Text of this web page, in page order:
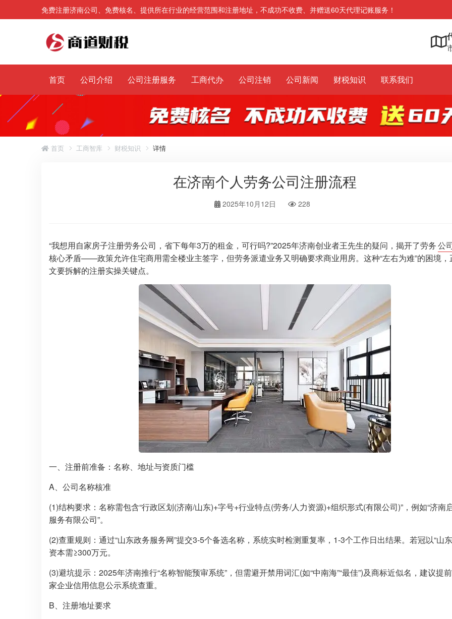
免费注册济南公司、免费核名、提供所在行业的经营范围和注册地址，不成功不收费、并赠送60天代理记账服务！
首页 公司介绍 公司注册服务 工商代办 公司注销 公司新闻 财税知识 联系我们
首页 工商智库 财税知识 详情
在济南个人劳务公司注册流程
2025年10月12日 228
“我想用自家房子注册劳务公司，省下每年3万的租金，可行吗?”2025年济南创业者王先生的疑问，揭开了劳务公
核心矛盾——政策允许住宅商用需全楼业主签字，但劳务派遣业务又明确要求商业用房。这种“左右为难”的困境，
文要拆解的注册实操关键点。
一、注册前准备：名称、地址与资质门槛
A、公司名称核准
(1)结构要求：名称需包含“行政区划(济南/山东)+字号+行业特点(劳务/人力资源)+组织形式(有限公司)”，例如“济南
服务有限公司”。
(2)查重规则：通过“山东政务服务网”提交3-5个备选名称，系统实时检测重复率，1-3个工作日出结果。若冠以“山
资本需≥300万元。
(3)避坑提示：2025年济南推行“名称智能预审系统”，但需避开禁用词汇(如“中南海”“最佳”)及商标近似名，建议提
家企业信用信息公示系统查重。
B、注册地址要求